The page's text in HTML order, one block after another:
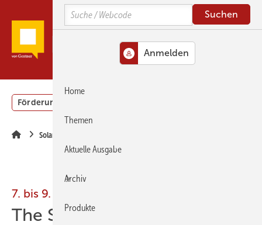
zum
zum
Förderung
Solartechnik
7. bis 9. Mai 2025, Messe München
The Smarter E: Kosten­freie
Search
Home
Themen
Aktuelle Ausgabe
Archiv
Produkte